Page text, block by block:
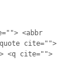
<abbr
cite="">
<q cite="">